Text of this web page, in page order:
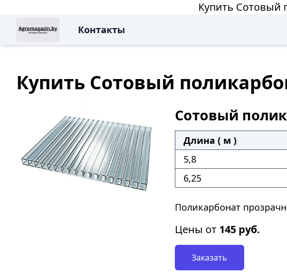
Купить Сотовый
Контакты
Купить Сотовый
Сотовый
Длина ( м )
5,8
6,25
Поликарбонат
Цены от 145 руб.
Заказать